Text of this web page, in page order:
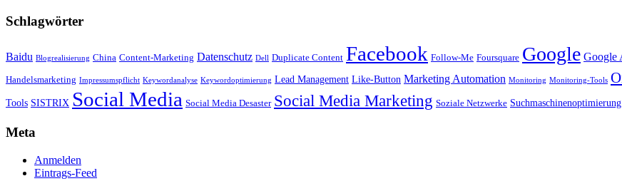
Schlagwörter
Baidu Blogrealisierung China Content-Marketing Datenschutz Dell Duplicate Content Facebook Follow-Me Foursquare Google Google
Handelsmarketing Impressumspflicht Keywordanalyse Keywordoptimierung Lead Management Like-Button Marketing Automation Monitoring Monitoring-Tools
Tools SISTRIX Social Media Social Media Desaster Social Media Marketing Soziale Netzwerke Suchmaschinenoptimierung
Meta
Anmelden
Eintrags-Feed